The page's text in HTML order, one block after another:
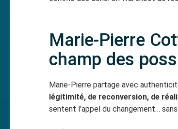
Marie-Pierre
champ des
Marie-Pierre partage avec
légitimité, de reconversion, de
sentent l’appel du changement…